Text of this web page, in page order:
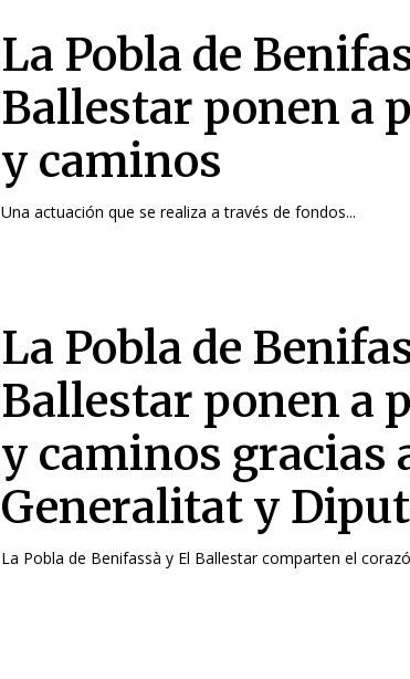
La Pobla de
Ballestar ponen a
y caminos
Una actuación que se realiza a través de fondos...
La Pobla de
Ballestar ponen a
y caminos gracias
Generalitat y
La Pobla de Benifassà y El Ballestar comparten el